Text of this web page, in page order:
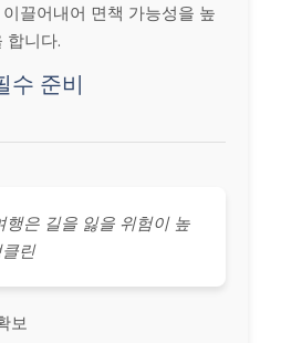
끌어내어 면책 가능성을 높
합니다.
수 준비
행은 길을 잃을 위험이 높
린
보